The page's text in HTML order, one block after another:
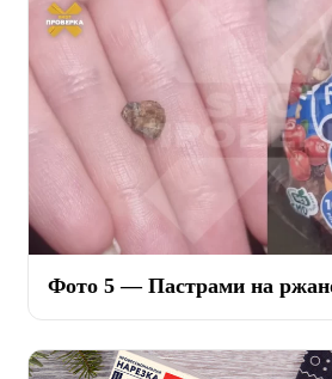
Фото 5 — Пастрами на